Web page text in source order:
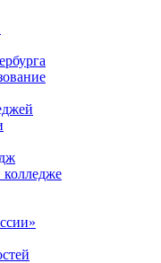
колледже